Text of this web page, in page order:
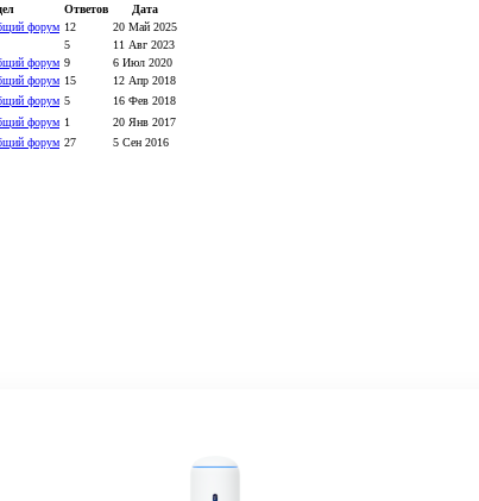
Ответов
Дата
форум 12
20 Май 2025
5
11 Авг 2023
форум 9
6 Июл 2020
форум 15
12 Апр 2018
форум 5
16 Фев 2018
форум 1
20 Янв 2017
форум 27
5 Сен 2016